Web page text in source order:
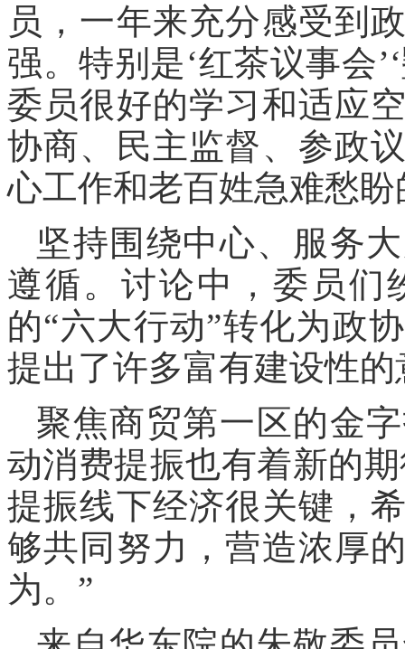
员，一年来充分感受到
强。特别是‘红茶议事会
委员很好的学习和适应
协商、民主监督、参政
心工作和老百姓急难愁
坚持围绕中心、服务
遵循。讨论中，委员们
的“六大行动”转化为政
提出了许多富有建设性
聚焦商贸第一区的金
动消费提振也有着新的
提振线下经济很关键，
够共同努力，营造浓厚
为。”